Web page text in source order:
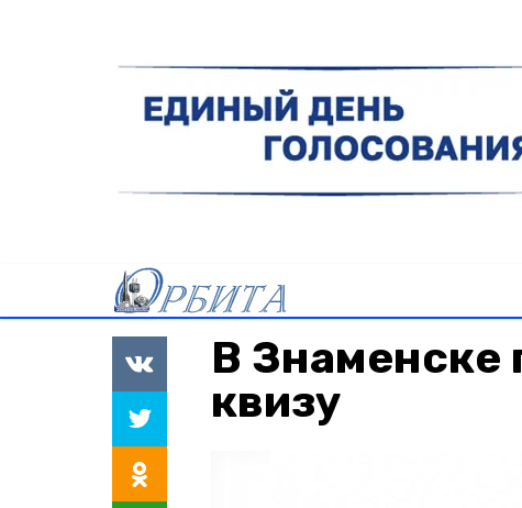
В Знаменске
квизу